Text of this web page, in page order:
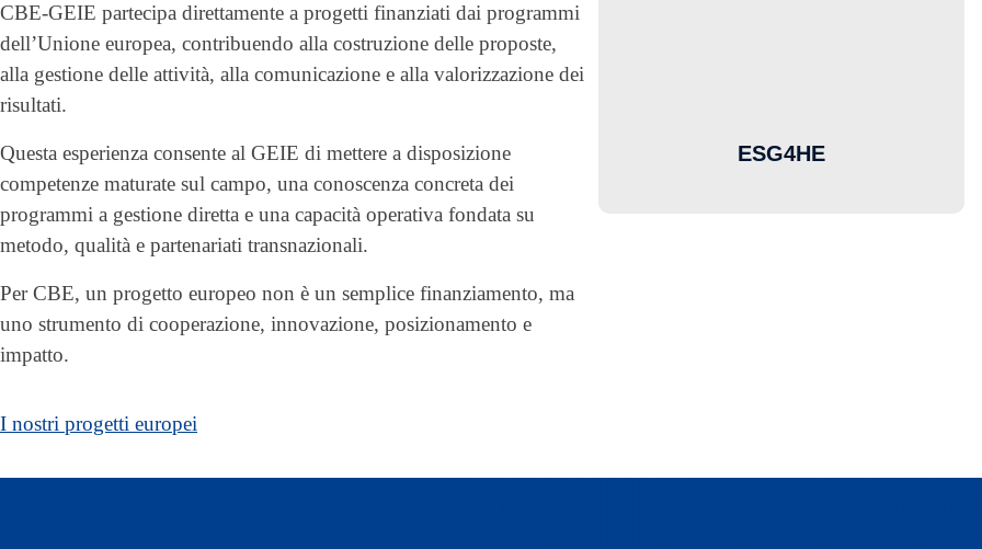
CBE-GEIE partecipa direttamente a progetti finanziati dai programmi
dell’Unione europea, contribuendo alla costruzione delle proposte,
alla gestione delle attività, alla comunicazione e alla valorizzazione dei
risultati.
Questa esperienza consente al GEIE di mettere a disposizione
competenze maturate sul campo, una conoscenza concreta dei
programmi a gestione diretta e una capacità operativa fondata su
metodo, qualità e partenariati transnazionali.
Per CBE, un progetto europeo non è un semplice finanziamento, ma
uno strumento di cooperazione, innovazione, posizionamento e
impatto.
I nostri progetti europei
ESG4HE